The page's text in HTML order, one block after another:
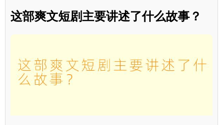
这部爽文短剧主要讲述了什么故事？